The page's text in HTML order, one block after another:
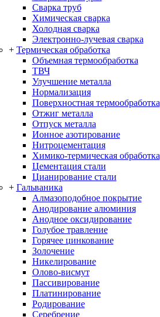
Сварка труб
Химическая сварка
Холодная сварка
Электронно-лучевая сварка
+ Термическая обработка
Объемная термообработка
ТВЧ
Улучшение металла
Нормализация
Поверхностная термообработка
Отжиг металла
Отпуск металла
Ионное азотирование
Нитроцементация
Химико-термическая обработка
Цементация стали
Цианирование стали
+ Гальваника
Алмазоподобное покрытие
Анодирование алюминия
Анодное оксидирование
Голубое травление
Горячее цинкование
Золочение
Никелирование
Олово-висмут
Пассивирование
Платинирование
Родирование
Серебрение